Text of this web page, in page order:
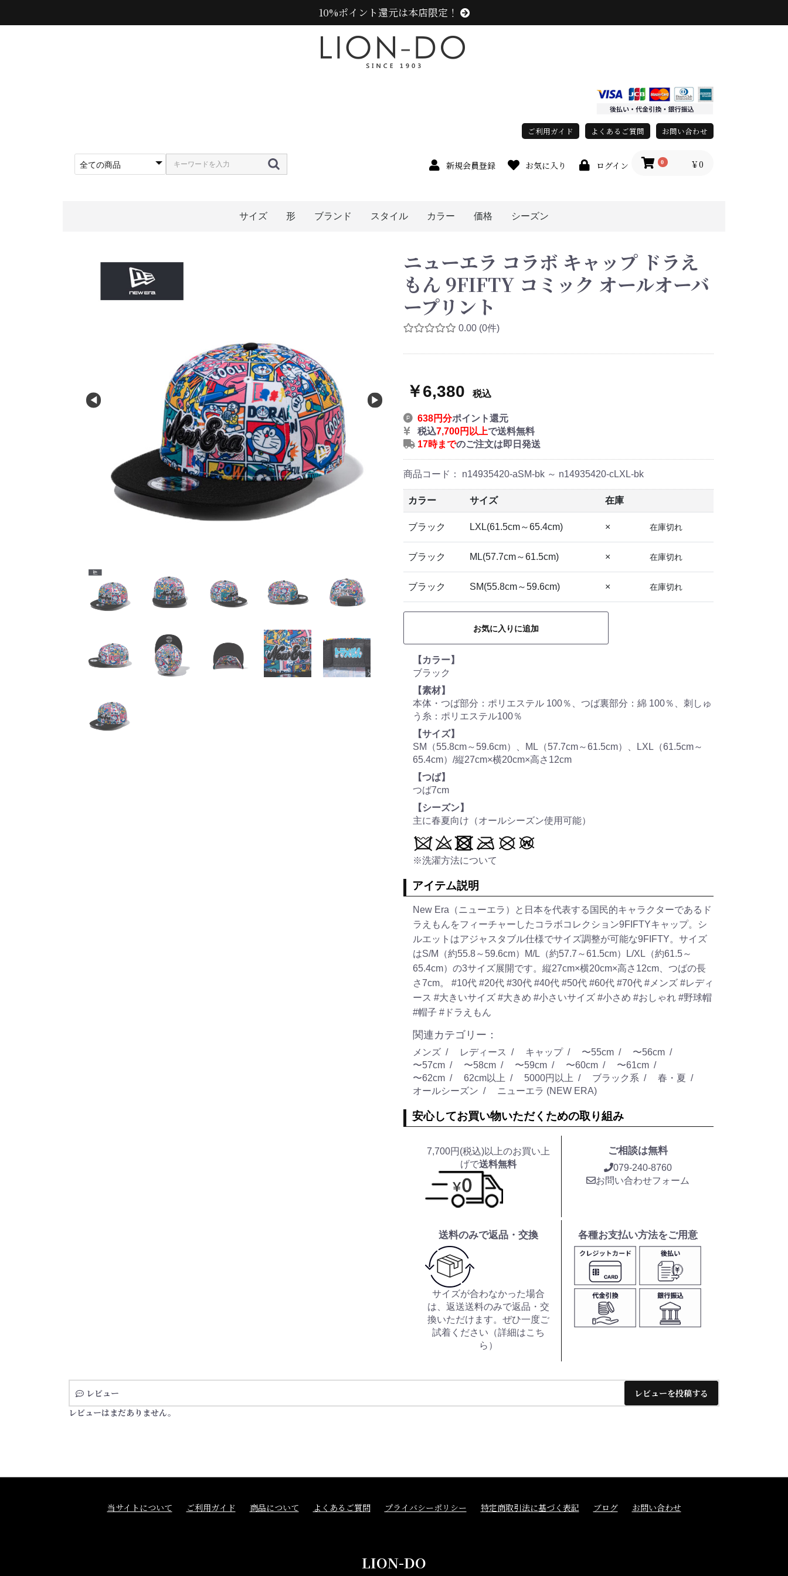
10%ポイント還元は本店限定！
ご利用ガイド よくあるご質問 お問い合わせ
新規会員登録 お気に入り ログイン 0 ￥0
サイズ 形 ブランド スタイル カラー 価格 シーズン
ニューエラ コラボ キャップ ドラえ
もん 9FIFTY コミック オールオーバ
ープリント
0.00 (0件)
￥6,380 税込
638円分ポイント還元
税込7,700円以上で送料無料
17時までのご注文は即日発送
商品コード： n14935420-aSM-bk ～ n14935420-cLXL-bk
カラー サイズ 在庫
ブラック LXL(61.5cm～65.4cm) × 在庫切れ
ブラック ML(57.7cm～61.5cm) × 在庫切れ
ブラック SM(55.8cm～59.6cm) × 在庫切れ
お気に入りに追加
【カラー】
ブラック
【素材】
本体・つば部分：ポリエステル 100％、つば裏部分：綿 100％、刺しゅ
う糸：ポリエステル100％
【サイズ】
SM（55.8cm～59.6cm）、ML（57.7cm～61.5cm）、LXL（61.5cm～
65.4cm）/縦27cm×横20cm×高さ12cm
【つば】
つば7cm
【シーズン】
主に春夏向け（オールシーズン使用可能）
※洗濯方法について
アイテム説明
New Era（ニューエラ）と日本を代表する国民的キャラクターであるド
ラえもんをフィーチャーしたコラボコレクション9FIFTYキャップ。シ
ルエットはアジャスタブル仕様でサイズ調整が可能な9FIFTY。サイズ
はS/M（約55.8～59.6cm）M/L（約57.7～61.5cm）L/XL（約61.5～
65.4cm）の3サイズ展開です。縦27cm×横20cm×高さ12cm、つばの長
さ7cm。 #10代 #20代 #30代 #40代 #50代 #60代 #70代 #メンズ #レディ
ース #大きいサイズ #大きめ #小さいサイズ #小さめ #おしゃれ #野球帽
#帽子 #ドラえもん
関連カテゴリー：
メンズ レディース キャップ 〜55cm
〜56cm
〜57cm
〜58cm 〜59cm 〜60cm
〜61cm
〜62cm
62cm以上 5000円以上 ブラック系
春・夏
オールシーズン
ニューエラ (NEW ERA)
安心してお買い物いただくための取り組み
7,700円(税込)以上のお買い上
げで送料無料
ご相談は無料
079-240-8760
お問い合わせフォーム
送料のみで返品・交換
サイズが合わなかった場合
は、返送送料のみで返品・交
換いただけます。ぜひ一度ご
試着ください（詳細はこち
ら ）
各種お支払い方法をご用意
レビュー
レビューを投稿する
レビューはまだありません。
当サイトについて ご利用ガイド 商品について よくあるご質問 プライバシーポリシー 特定商取引法に基づく表記 ブログ お問い合わせ
LION-DO